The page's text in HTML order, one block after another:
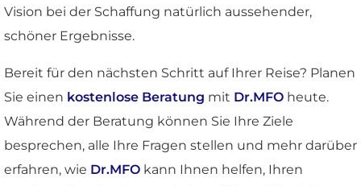
Vision bei der Schaffung natürlich aussehender,
schöner Ergebnisse.
Bereit für den nächsten Schritt auf Ihrer Reise? Planen
Sie einen kostenlose Beratung mit Dr.MFO heute.
Während der Beratung können Sie Ihre Ziele
besprechen, alle Ihre Fragen stellen und mehr darüber
erfahren, wie Dr.MFO kann Ihnen helfen, Ihren